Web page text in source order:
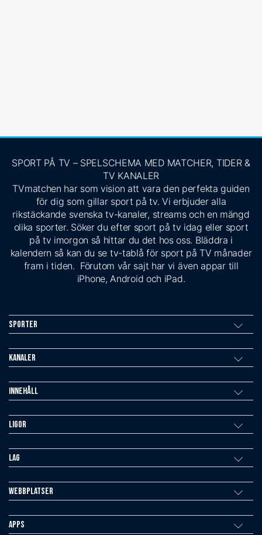
SPORT PÅ TV – SPELSCHEMA MED MATCHER, TIDER &
TV KANALER
TVmatchen har som vision att vara den perfekta guiden
för dig som gillar sport på tv. Vi erbjuder alla
rikstäckande svenska tv-kanaler, streams och en mängd
olika sporter. Söker du efter sport på tv idag eller sport
på tv imorgon så hittar du det hos oss. Bläddra i
kalendern så kan du se tv-tablå för sport på TV månader
fram i tiden. Förutom vår sajt har vi även appar till
iPhone, Android och iPad.
Sporter
Kanaler
Innehåll
Ligor
Lag
Webbplatser
Apps